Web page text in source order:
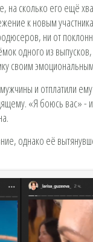
на сколько его ещё
к новым
ни от
одного из
своим
и отплатили
«Я боюсь вас» -
однако её